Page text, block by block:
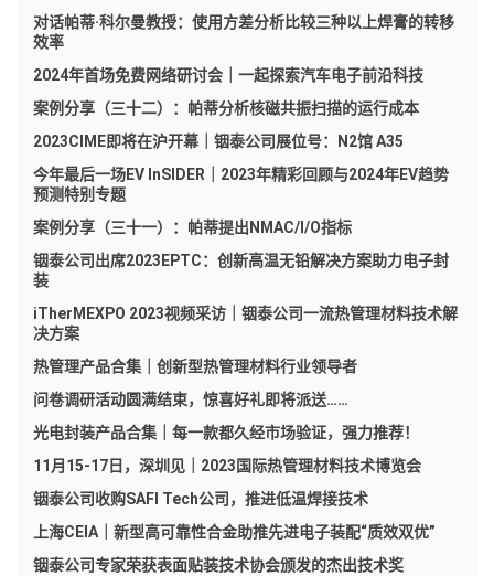
对话帕蒂·科尔曼教授：使用方差分析比较三种以上焊膏的转移
效率
2024年首场免费网络研讨会｜一起探索汽车电子前沿科技
案例分享（三十二）：帕蒂分析核磁共振扫描的运行成本
2023CIME即将在沪开幕｜铟泰公司展位号：N2馆 A35
今年最后一场EV InSIDER｜2023年精彩回顾与2024年EV趋势
预测特别专题
案例分享（三十一）：帕蒂提出NMAC/I/O指标
铟泰公司出席2023EPTC：创新高温无铅解决方案助力电子封
装
iTherMEXPO 2023视频采访｜铟泰公司一流热管理材料技术解
决方案
热管理产品合集｜创新型热管理材料行业领导者
问卷调研活动圆满结束，惊喜好礼即将派送……
光电封装产品合集｜每一款都久经市场验证，强力推荐！
11月15-17日，深圳见｜2023国际热管理材料技术博览会
铟泰公司收购SAFI Tech公司，推进低温焊接技术
上海CEIA｜新型高可靠性合金助推先进电子装配“质效双优”
铟泰公司专家荣获表面贴装技术协会颁发的杰出技术奖